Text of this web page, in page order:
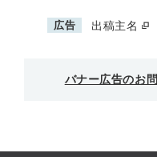
広告 出稿主名
バナー広告のお